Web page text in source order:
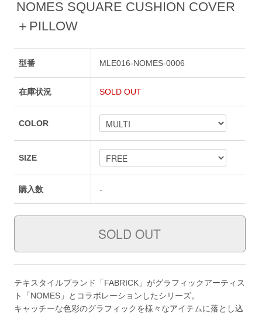
NOMES SQUARE CUSHION COVER
＋PILLOW
型番 MLE016-NOMES-0006
在庫状況 SOLD OUT
COLOR
SIZE
購入数 -
テキスタイルブランド「FABRICK」がグラフィックアーティス
ト「NOMES」とコラボレーションしたシリーズ。
キャッチーな色彩のグラフィックを様々なアイテムに落とし込